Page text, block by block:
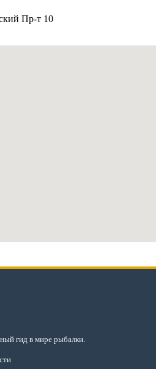
Пр-т 10
гид в мире рыбалки.